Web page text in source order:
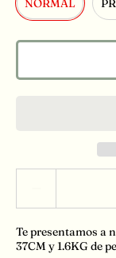
NORMAL
Te presentamos a
37CM y 1.6KG de